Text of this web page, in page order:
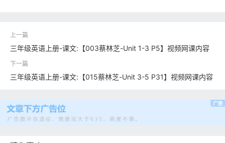
三年级英语上册-课文:【003蔡林芝-Unit 1-3 P5】视频网课内容
三年级英语上册-课文:【015蔡林芝-Unit 3-5 P31】视频网课内容